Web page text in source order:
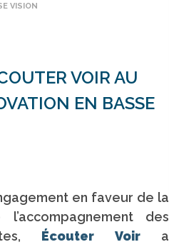
VISION
VOIR AU
EN BASSE
en faveur de la
des
Écouter Voira